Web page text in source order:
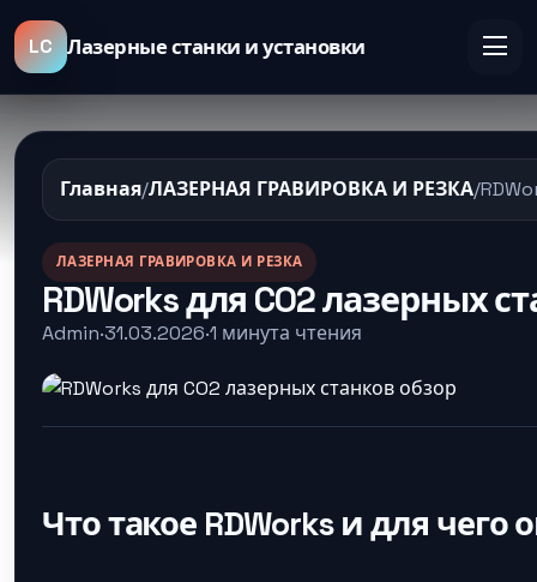
LC Лазерные станки и установки
Главная/ЛАЗЕРНАЯ ГРАВИРОВКА И РЕЗКА/
ЛАЗЕРНАЯ ГРАВИРОВКА И РЕЗКА
RDWorks для CO2 лазерных
Admin·31.03.2026·1 минута чтения
Что такое RDWorks и для чего